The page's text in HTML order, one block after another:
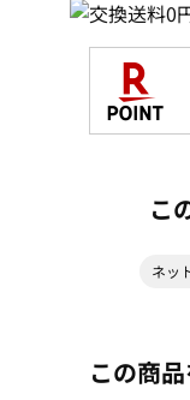
こ
ネッ
この商